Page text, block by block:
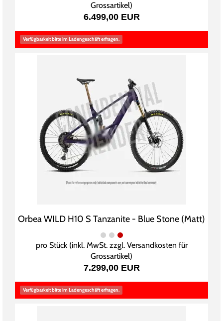
Grossartikel)
6.499,00 EUR
Verfügbarkeit bitte im Ladengeschäft erfragen.
Orbea WILD H10 S Tanzanite - Blue Stone (Matt)
pro Stück (inkl. MwSt. zzgl. Versandkosten für
Grossartikel)
7.299,00 EUR
Verfügbarkeit bitte im Ladengeschäft erfragen.